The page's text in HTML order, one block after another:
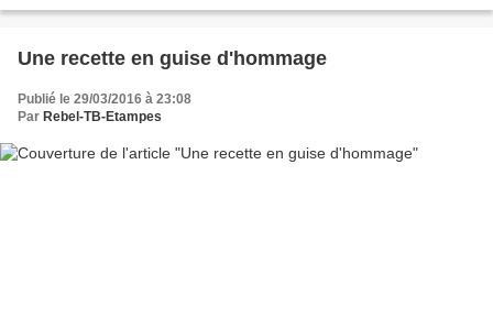
Une recette en guise d'hommage
Publié le 29/03/2016 à 23:08
Par Rebel-TB-Etampes